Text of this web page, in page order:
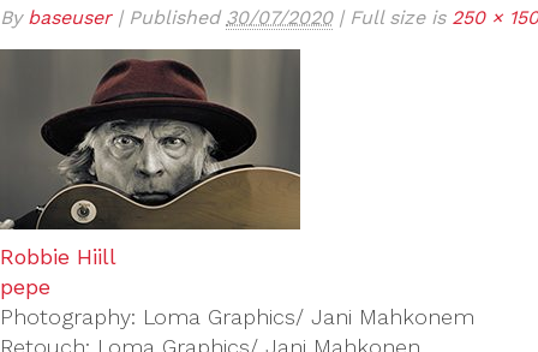
By baseuser | Published 30/07/2020 |Full size is 250 × 150
Robbie Hiill
pepe
Photography: Loma Graphics/ Jani Mahkonem
Retouch: Loma Graphics/ Jani Mahkonen